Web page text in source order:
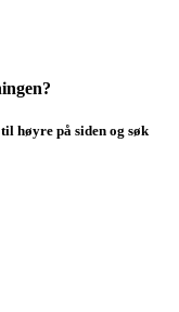
høyre på siden og søk